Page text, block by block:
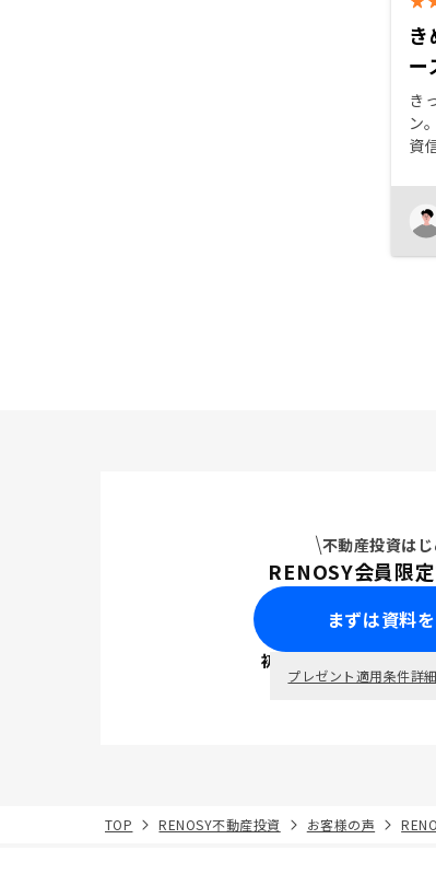
ー
き
ン
資
る
メ
たい
不動産投資は
RENOSY会員限
まずは資料
初回面談で ポ
プレゼント適用条件詳細
TOP RENOSY不動産投資 お客様の声